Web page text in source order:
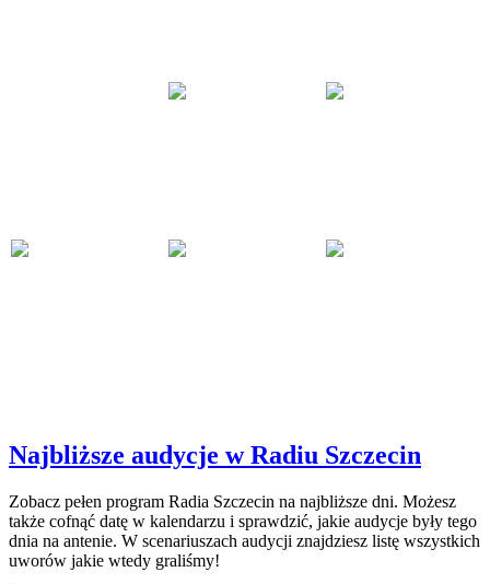
Najbliższe audycje w Radiu Szczecin
Zobacz pełen program Radia Szczecin na najbliższe dni. Możesz
także cofnąć datę w kalendarzu i sprawdzić, jakie audycje były tego
dnia na antenie. W scenariuszach audycji znajdziesz listę wszystkich
uworów jakie wtedy graliśmy!